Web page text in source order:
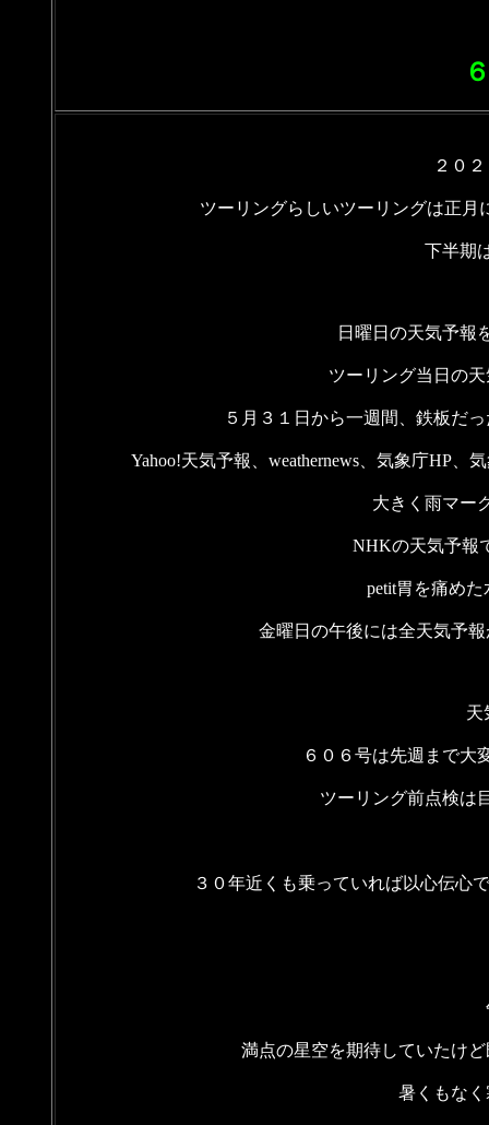
２０
ツーリングらしいツーリングは正
下半期
日曜日の天気予報
ツーリング当日の
５月３１日から一週間、鉄板だ
Yahoo!天気予報、weathernews、気象庁HP
大きく雨マー
NHKの天気予報
petit胃を痛め
金曜日の午後には全天気予
天
６０６号は先週まで大
ツーリング前点検は
３０年近くも乗っていれば以心伝
満点の星空を期待していたけ
暑くもな